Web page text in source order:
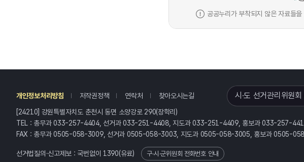
공공누리가 부착되지 않은 자료들
개인정보처리방침 저작권정책 연락처 찾아오시는길 시·도 선거관리위원회
[24210] 강원특별자치도 춘천시 동면 소양강로 290(장학리)
TEL : 총무과 033-257-4404, 선거과 033-251-4408, 지도과 033-251-4409, 홍보과 033-257-
FAX : 총무과 0505-058-3009, 선거과 0505-058-3003, 지도과 0505-058-3005, 홍보과 0505-
선거법질의·신고제보 : 국번없이 1390(유료) 구·시·군위원회 전화번호 안내